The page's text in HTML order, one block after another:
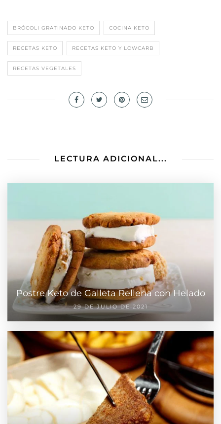
BRÓCOLI GRATINADO KETO COCINA KETO
RECETAS KETO RECETAS KETO Y LOWCARB
RECETAS VEGETALES
LECTURA ADICIONAL...
Postre Keto de Galleta Rellena con Helado
29 DE JULIO DE 2021